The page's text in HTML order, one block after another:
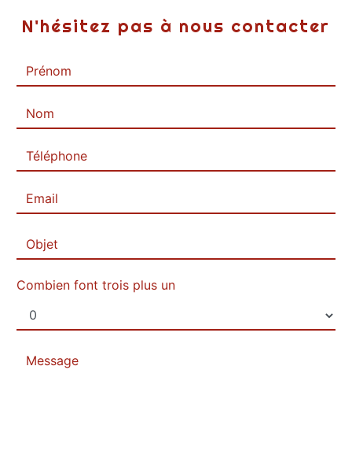
N'hésitez pas à nous contacter
Combien font trois plus un